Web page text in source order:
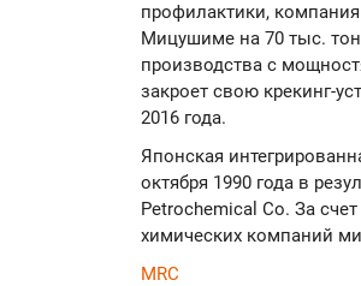
профилактики,
Мицушиме на 70 тыс.
производства с
закроет свою крекинг-
2016 года.
Японская
октября 1990 года в
Petrochemical Co. За
химических компаний
MRC